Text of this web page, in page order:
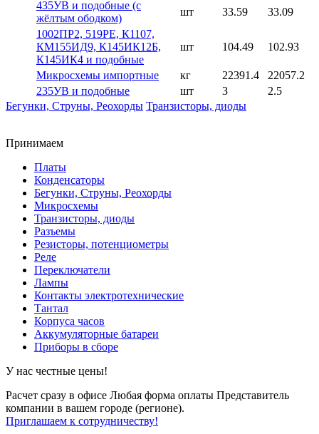
435УВ и подобные (с
жёлтым ободком)
шт 33.59
33.09
1002ПР2, 519РЕ, К1107,
КМ155ИД9, К145ИК12Б,
К145ИК4 и подобные
шт 104.49 102.93
Микросхемы импортные кг 22391.4
22057.2
235УВ и подобные
шт 3
2.5
Бегунки, Струны, Реохорды Транзисторы, диоды
Принимаем
Платы
Конденсаторы
Бегунки, Струны, Реохорды
Микросхемы
Транзисторы, диоды
Разъемы
Резисторы, потенциометры
Реле
Переключатели
Лампы
Контакты электротехнические
Тантал
Корпуса часов
Аккумуляторные батареи
Приборы в сборе
У нас честные цены!
Расчет сразу в офисе Любая форма оплаты Представитель
компании в вашем городе (регионе).
Приглашаем к сотрудничеству!